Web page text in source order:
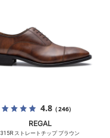
4.8（246）
REGAL
315R ストレートチップ ブラウン